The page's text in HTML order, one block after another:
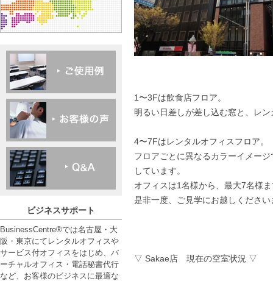
1〜3Fは飲食店フロア。
明るい日差しが差し込む窓と、レ
4〜7Fはレンタルオフィスフロア。
フロアごとに異なるカラーイメー
しています。
オフィスは1名様から、最大7名様
是非一度、ご見学にお越しください
▽ Sakae店 現在の空室状況 ▽
ビジネスサポート
BusinessCentre®では名古屋・大
阪・東京にてレンタルオフィスや
サービス付オフィスをはじめ、バ
ーチャルオフィス・電話秘書代行
など、お客様のビジネスに最適な